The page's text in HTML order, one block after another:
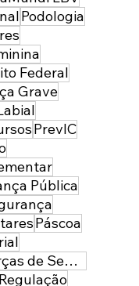
Podologia
Federal
Grave
PrevIC
Pública
Páscoa
Reajuste Salarial das Forças de Segurança do Distrito Federal
Regulação